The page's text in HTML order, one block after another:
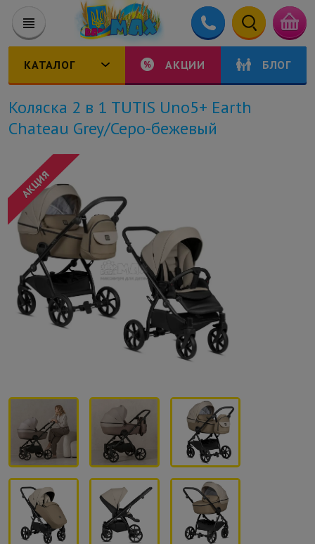
КАТАЛОГ АКЦИИ БЛОГ
Коляска 2 в 1 TUTIS Uno5+ Earth
Chateau Grey/Серо-бежевый